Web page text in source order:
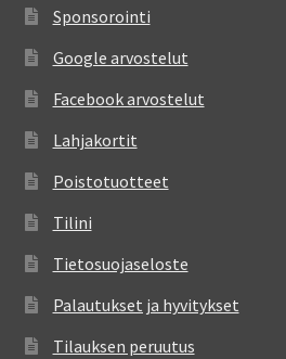
Sponsorointi
Google arvostelut
Facebook arvostelut
Lahjakortit
Poistotuotteet
Tilini
Tietosuojaseloste
Palautukset ja hyvitykset
Tilauksen peruutus